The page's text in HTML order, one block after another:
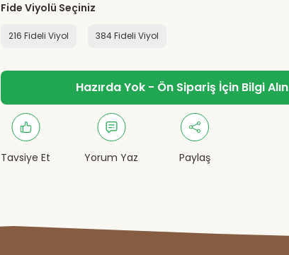
Fide Viyolü Seçiniz
216 Fideli Viyol 384 Fideli Viyol
Hazırda Yok - Ön Sipariş İçin Bilgi Alın
Tavsiye Et Yorum Yaz Paylaş